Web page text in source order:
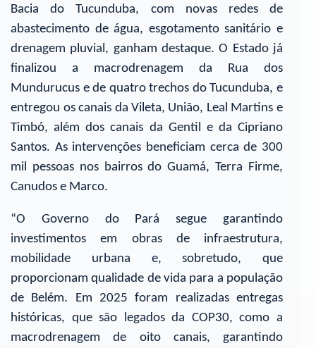
Bacia do Tucunduba, com novas redes de
abastecimento de água, esgotamento sanitário e
drenagem pluvial, ganham destaque. O Estado já
finalizou a macrodrenagem da Rua dos
Mundurucus e de quatro trechos do Tucunduba, e
entregou os canais da Vileta, União, Leal Martins e
Timbó, além dos canais da Gentil e da Cipriano
Santos. As intervenções beneficiam cerca de 300
mil pessoas nos bairros do Guamá, Terra Firme,
Canudos e Marco.
“O Governo do Pará segue garantindo
investimentos em obras de infraestrutura,
mobilidade urbana e, sobretudo, que
proporcionam qualidade de vida para a população
de Belém. Em 2025 foram realizadas entregas
históricas, que são legados da COP30, como a
macrodrenagem de oito canais, garantindo